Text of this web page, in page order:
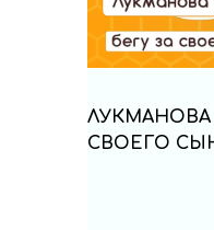
ЛУКМАНОВА
СВОЕГО